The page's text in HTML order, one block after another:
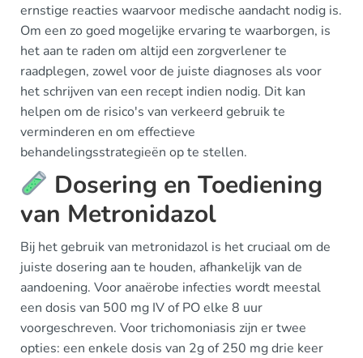
ernstige reacties waarvoor medische aandacht nodig is.
Om een zo goed mogelijke ervaring te waarborgen, is
het aan te raden om altijd een zorgverlener te
raadplegen, zowel voor de juiste diagnoses als voor
het schrijven van een recept indien nodig. Dit kan
helpen om de risico's van verkeerd gebruik te
verminderen en om effectieve
behandelingsstrategieën op te stellen.
Dosering en Toediening
van Metronidazol
Bij het gebruik van metronidazol is het cruciaal om de
juiste dosering aan te houden, afhankelijk van de
aandoening. Voor anaërobe infecties wordt meestal
een dosis van 500 mg IV of PO elke 8 uur
voorgeschreven. Voor trichomoniasis zijn er twee
opties: een enkele dosis van 2g of 250 mg drie keer